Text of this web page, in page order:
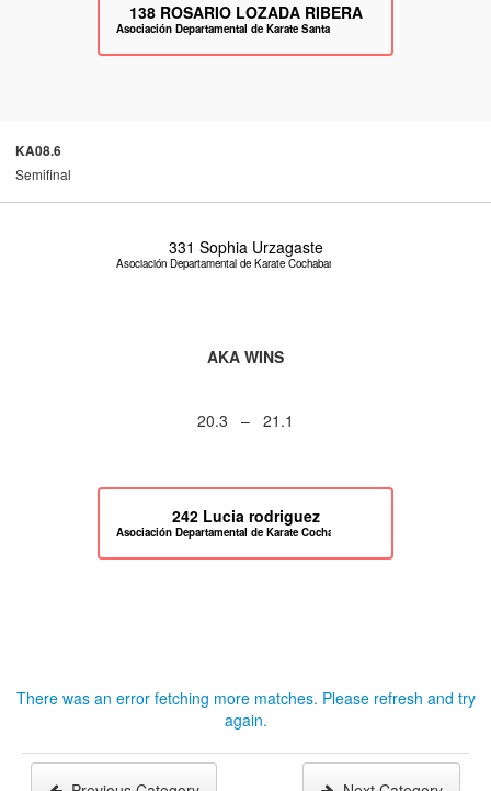
138 ROSARIO LOZADA RIBERA
Asociación Departamental de Karate Santa Cruz
KA08.6
Semifinal
331 Sophia Urzagaste
Asociación Departamental de Karate Cochabamba
AKA WINS
20.3 – 21.1
242 Lucia rodriguez
Asociación Departamental de Karate Cochabamba
There was an error fetching more matches. Please refresh and try
again.